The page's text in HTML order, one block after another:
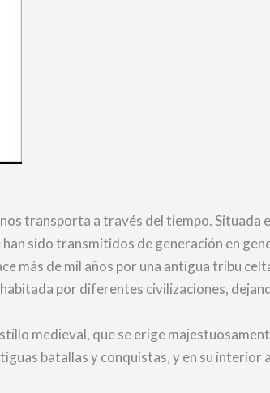
transporta a través del tiempo. Situada
sido transmitidos de generación en
más de mil años por una antigua tribu
por diferentes civilizaciones,
medieval, que se erige
batallas y conquistas, y en su interior